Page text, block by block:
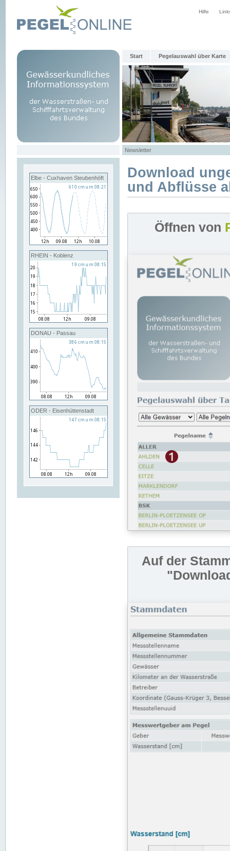
Hilfe
Start Pegelauswahl über Karte
Newsletter
Elbe - Cuxhaven Steubenhöft
RHEIN - Koblenz
DONAU - Passau
ODER - Eisenhüttenstadt
Download
und Abflüsse
Öffnen von
Auf der